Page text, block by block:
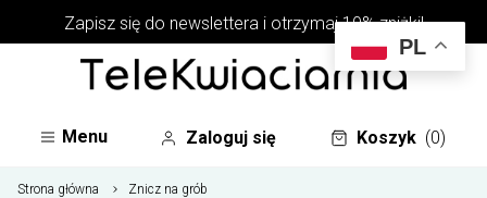
Zapisz się do newslettera i otrzymaj 10% zniżki!
Menu Zaloguj się Koszyk (0)
Strona główna Znicz na grób
PL